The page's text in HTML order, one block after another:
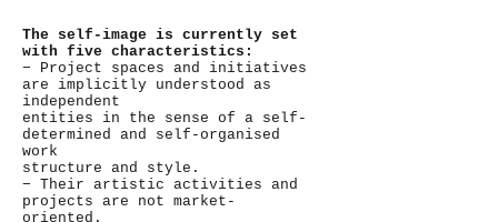
The self-image is currently set
with five characteristics:
− Project spaces and initiatives
are implicitly understood as
independent
entities in the sense of a self-
determined and self-organised
work
structure and style.
− Their artistic activities and
projects are not market-
oriented.